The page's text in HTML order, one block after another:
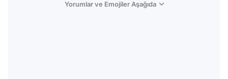
Yorumlar ve Emojiler Aşağıda